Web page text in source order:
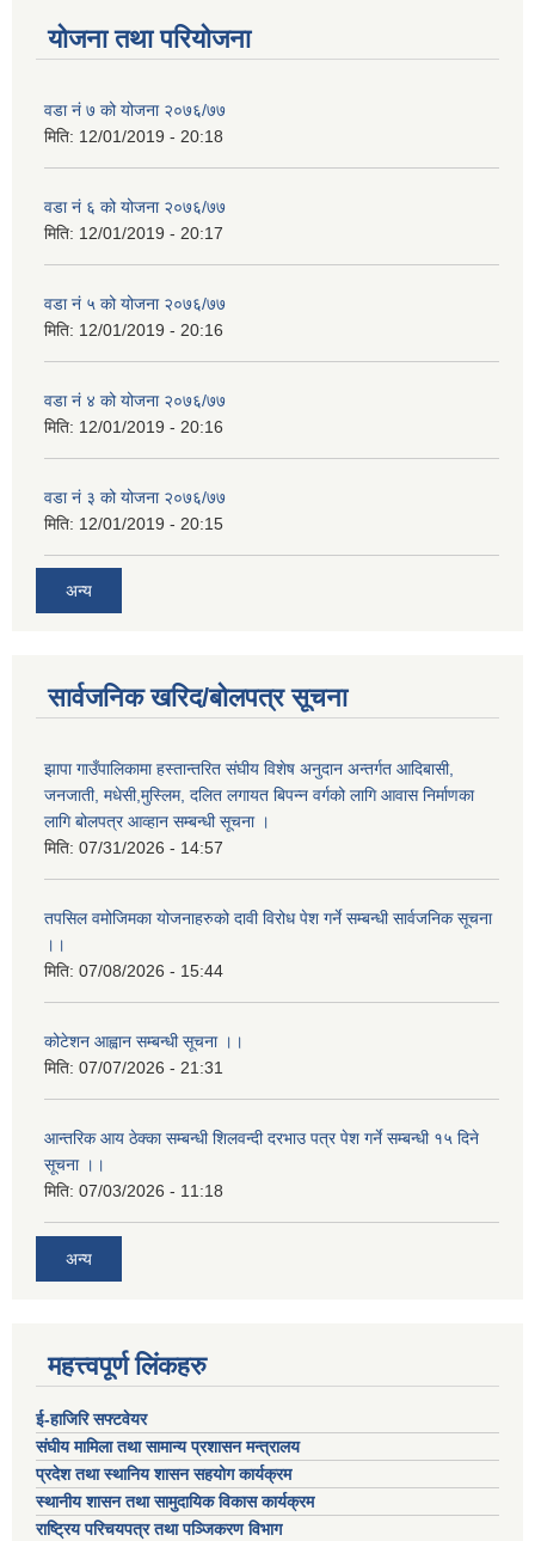
योजना तथा परियोजना
वडा नं ७ को योजना २०७६/७७
मिति: 12/01/2019 - 20:18
वडा नं ६ को योजना २०७६/७७
मिति: 12/01/2019 - 20:17
वडा नं ५ को योजना २०७६/७७
मिति: 12/01/2019 - 20:16
वडा नं ४ को योजना २०७६/७७
मिति: 12/01/2019 - 20:16
वडा नं ३ को योजना २०७६/७७
मिति: 12/01/2019 - 20:15
अन्य
सार्वजनिक खरिद/बोलपत्र सूचना
झापा गाउँपालिकामा हस्तान्तरित संघीय विशेष अनुदान अन्तर्गत आदिबासी,
जनजाती, मधेसी,मुस्लिम, दलित लगायत बिपन्न वर्गको लागि आवास निर्माणका
लागि बोलपत्र आव्हान सम्बन्धी सूचना ।
मिति: 07/31/2026 - 14:57
तपसिल वमोजिमका योजनाहरुको दावी विरोध पेश गर्ने सम्बन्धी सार्वजनिक सूचना
।।
मिति: 07/08/2026 - 15:44
कोटेशन आह्वान सम्बन्धी सूचना ।।
मिति: 07/07/2026 - 21:31
आन्तरिक आय ठेक्का सम्बन्धी शिलवन्दी दरभाउ पत्र पेश गर्ने सम्बन्धी १५ दिने
सूचना ।।
मिति: 07/03/2026 - 11:18
अन्य
महत्त्वपूर्ण लिंकहरु
ई-हाजिरि सफ्टवेयर
संघीय मामिला तथा सामान्य प्रशासन मन्त्रालय
प्रदेश तथा स्थानिय शासन सहयोग कार्यक्रम
स्थानीय शासन तथा सामुदायिक विकास कार्यक्रम
राष्ट्रिय परिचयपत्र तथा पञ्जिकरण विभाग